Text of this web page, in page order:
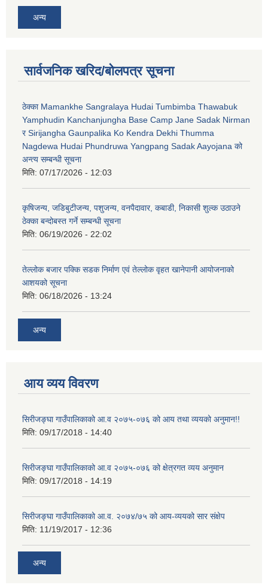
अन्य
सार्वजनिक खरिद/बोलपत्र सूचना
ठेक्का Mamankhe Sangralaya Hudai Tumbimba Thawabuk
Yamphudin Kanchanjungha Base Camp Jane Sadak Nirman
र Sirijangha Gaunpalika Ko Kendra Dekhi Thumma
Nagdewa Hudai Phundruwa Yangpang Sadak Aayojana को
अन्त्य सम्बन्धी सूचना
मिति: 07/17/2026 - 12:03
कृषिजन्य, जडिबुटीजन्य, पशुजन्य, वनपैदावार, कबाडी, निकासी शुल्क उठाउने
ठेक्का बन्दोबस्त गर्ने सम्बन्धी सूचना
मिति: 06/19/2026 - 22:02
तेल्लोक बजार पक्कि सडक निर्माण एवं तेल्लोक वृहत खानेपानी आयोजनाको
आशयको सूचना
मिति: 06/18/2026 - 13:24
अन्य
आय व्यय विवरण
सिरीजङ्घा गाउँपालिकाको आ.व २०७५-०७६ को आय तथा व्ययको अनुमान!!
मिति: 09/17/2018 - 14:40
सिरीजङ्घा गाउँपालिकाको आ.व २०७५-०७६ को क्षेत्रगत व्यय अनुमान
मिति: 09/17/2018 - 14:19
सिरीजङ्घा गाउँपालिकाको आ.व. २०७४/७५ को आय-व्ययको सार संक्षेप
मिति: 11/19/2017 - 12:36
अन्य